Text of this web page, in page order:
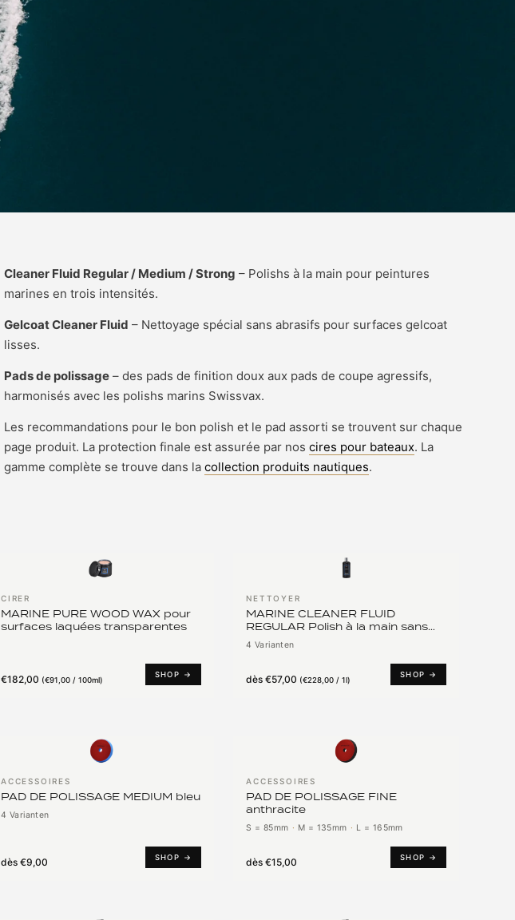
Cleaner Fluid Regular / Medium / Strong – Polishs à la main pour peintures
marines en trois intensités.
Gelcoat Cleaner Fluid – Nettoyage spécial sans abrasifs pour surfaces gelcoat
lisses.
Pads de polissage – des pads de finition doux aux pads de coupe agressifs,
harmonisés avec les polishs marins Swissvax.
Les recommandations pour le bon polish et le pad assorti se trouvent sur chaque
page produit. La protection finale est assurée par nos cires pour bateaux. La
gamme complète se trouve dans la collection produits nautiques.
CIRER
MARINE PURE WOOD WAX pour
surfaces laquées transparentes
€182,00 (€91,00 / 100ml)
SHOP →
NETTOYER
MARINE CLEANER FLUID
REGULAR Polish à la main sans
abrasifs
4 Varianten
dès €57,00 (€228,00 / 1l)
SHOP →
ACCESSOIRES
PAD DE POLISSAGE MEDIUM bleu
4 Varianten
dès €9,00 SHOP →
ACCESSOIRES
PAD DE POLISSAGE FINE
anthracite
S = 85mm · M = 135mm · L = 165mm
dès €15,00 SHOP →